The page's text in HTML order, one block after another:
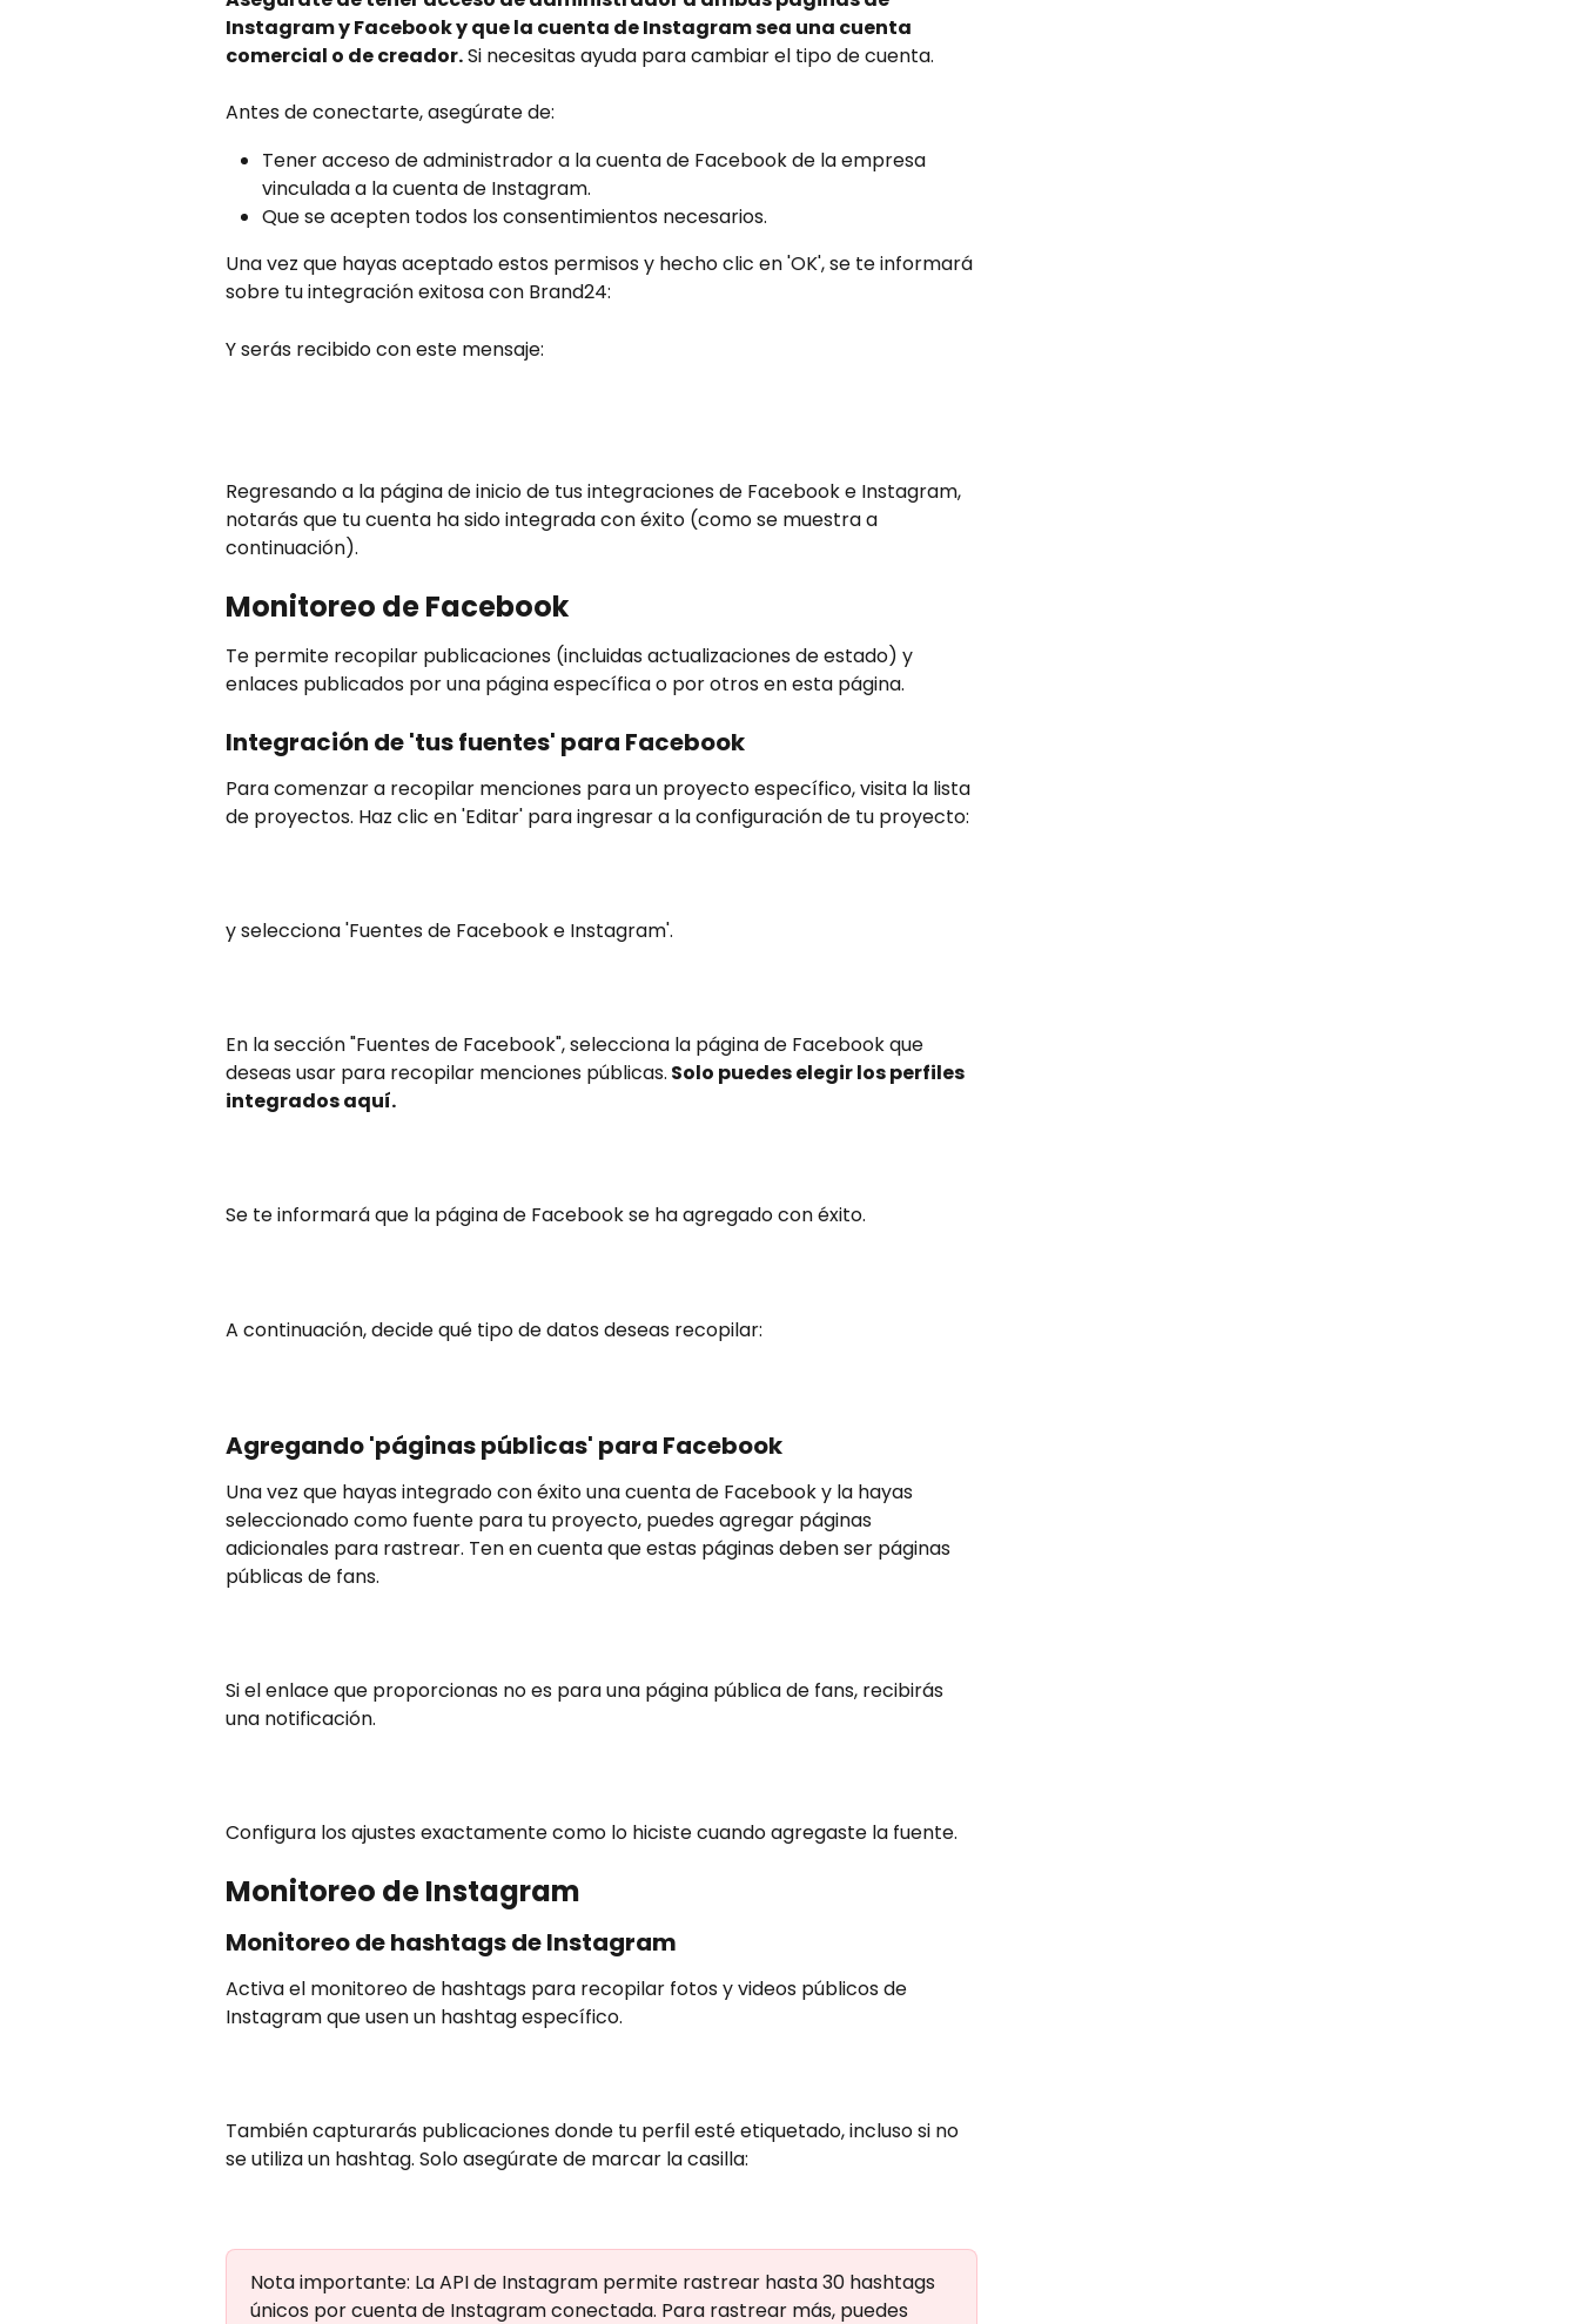
Instagram y Facebook y que la cuenta de Instagram sea una cuenta
comercial o de creador. Si necesitas ayuda para cambiar el tipo de cuenta.
Antes de conectarte, asegúrate de:
Tener acceso de administrador a la cuenta de Facebook de la empresa
vinculada a la cuenta de Instagram.
Que se acepten todos los consentimientos necesarios.
Una vez que hayas aceptado estos permisos y hecho clic en 'OK', se te informará
sobre tu integración exitosa con Brand24:
Y serás recibido con este mensaje:
Regresando a la página de inicio de tus integraciones de Facebook e Instagram,
notarás que tu cuenta ha sido integrada con éxito (como se muestra a
continuación).
Monitoreo de Facebook
Te permite recopilar publicaciones (incluidas actualizaciones de estado) y
enlaces publicados por una página específica o por otros en esta página.
Integración de 'tus fuentes' para Facebook
Para comenzar a recopilar menciones para un proyecto específico, visita la lista
de proyectos. Haz clic en 'Editar' para ingresar a la configuración de tu proyecto:
y selecciona 'Fuentes de Facebook e Instagram'.
En la sección "Fuentes de Facebook", selecciona la página de Facebook que
deseas usar para recopilar menciones públicas. Solo puedes elegir los perfiles
integrados aquí.
Se te informará que la página de Facebook se ha agregado con éxito.
A continuación, decide qué tipo de datos deseas recopilar:
Agregando 'páginas públicas' para Facebook
Una vez que hayas integrado con éxito una cuenta de Facebook y la hayas
seleccionado como fuente para tu proyecto, puedes agregar páginas
adicionales para rastrear. Ten en cuenta que estas páginas deben ser páginas
públicas de fans.
Si el enlace que proporcionas no es para una página pública de fans, recibirás
una notificación.
Configura los ajustes exactamente como lo hiciste cuando agregaste la fuente.
Monitoreo de Instagram
Monitoreo de hashtags de Instagram
Activa el monitoreo de hashtags para recopilar fotos y videos públicos de
Instagram que usen un hashtag específico.
También capturarás publicaciones donde tu perfil esté etiquetado, incluso si no
se utiliza un hashtag. Solo asegúrate de marcar la casilla:
Nota importante: La API de Instagram permite rastrear hasta 30 hashtags
únicos por cuenta de Instagram conectada. Para rastrear más, puedes